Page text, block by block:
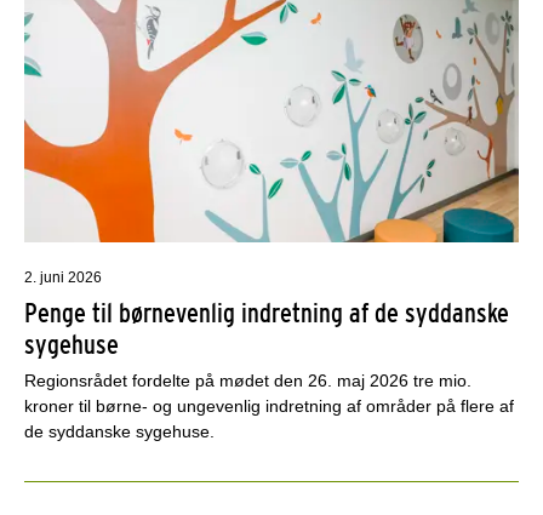
2. juni 2026
Penge til børnevenlig indretning af de syddanske
sygehuse
Regionsrådet fordelte på mødet den 26. maj 2026 tre mio.
kroner til børne- og ungevenlig indretning af områder på flere af
de syddanske sygehuse.